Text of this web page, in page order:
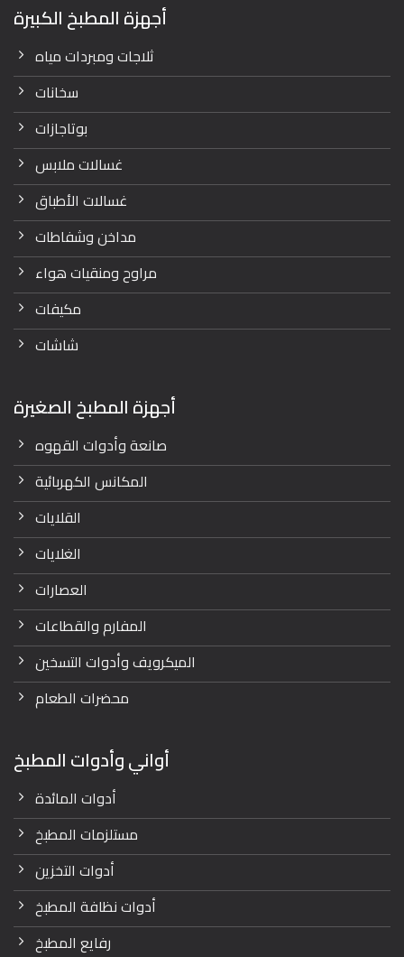
أجهزة المطبخ الكبيرة
ثلاجات ومبردات مياه
سخانات
بوتاجازات
غسالات ملابس
غسالات الأطباق
مداخن وشفاطات
مراوح ومنقيات هواء
مكيفات
شاشات
أجهزة المطبخ الصغيرة
صانعة وأدوات القهوه
المكانس الكهربائية
القلايات
الغلايات
العصارات
المفارم والقطاعات
الميكرويف وأدوات التسخين
محضرات الطعام
أواني وأدوات المطبخ
أدوات المائدة
مستلزمات المطبخ
أدوات التخزين
أدوات نظافة المطبخ
رفايع المطبخ